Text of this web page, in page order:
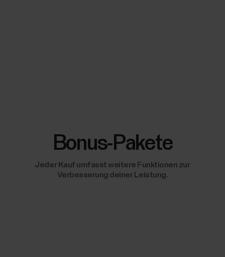
Bonus-Pakete
Jeder Kauf umfasst weitere Funktionen zur
Verbesserung deiner Leistung.